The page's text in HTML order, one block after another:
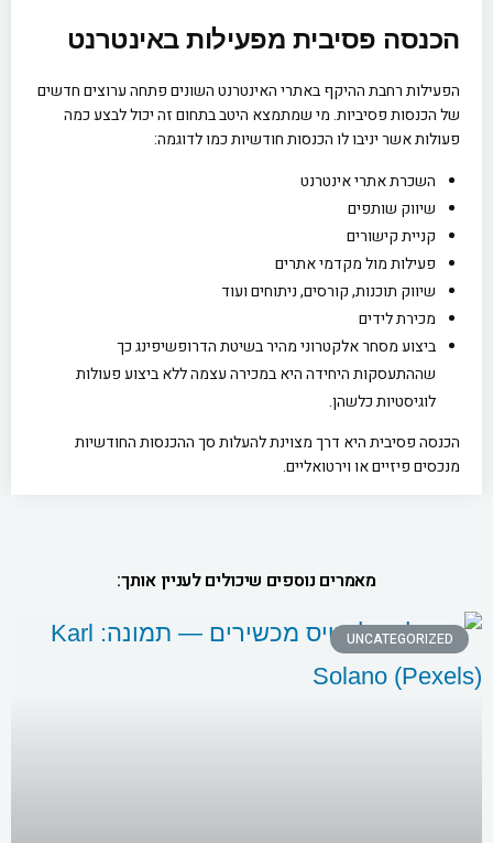
הכנסה פסיבית מפעילות באינטרנט
הפעילות רחבת ההיקף באתרי האינטרנט השונים פתחה ערוצים חדשים
של הכנסות פסיביות. מי שמתמצא היטב בתחום זה יכול לבצע כמה
פעולות אשר יניבו לו הכנסות חודשיות כמו לדוגמה:
השכרת אתרי אינטרנט
שיווק שותפים
קניית קישורים
פעילות מול מקדמי אתרים
שיווק תוכנות, קורסים, ניתוחים ועוד
מכירת לידים
ביצוע מסחר אלקטרוני מהיר בשיטת הדרופשיפינג כך
שההתעסקות היחידה היא במכירה עצמה ללא ביצוע פעולות
לוגיסטיות כלשהן.
הכנסה פסיבית היא דרך מצוינת להעלות סך ההכנסות החודשיות
מנכסים פיזיים או וירטואליים.
מאמרים נוספים שיכולים לעניין אותך:
UNCATEGORIZED